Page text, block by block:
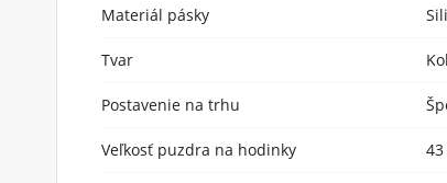
Materiál pásky
Tvar
Postavenie na trhu
Veľkosť puzdra na hodinky